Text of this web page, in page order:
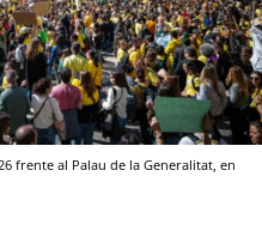
frente al Palau de la Generalitat, en